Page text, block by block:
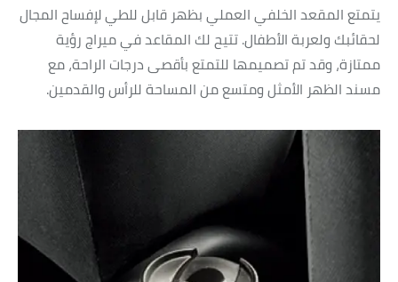
يتمتع المقعد الخلفي العملي بظهر قابل للطي لإفساح المجال
لحقائبك ولعربة الأطفال. تتيح لك المقاعد في ميراج رؤية
ممتازة، وقد تم تصميمها للتمتع بأقصى درجات الراحة، مع
مسند الظهر الأمثل ومتسع من المساحة للرأس والقدمين.